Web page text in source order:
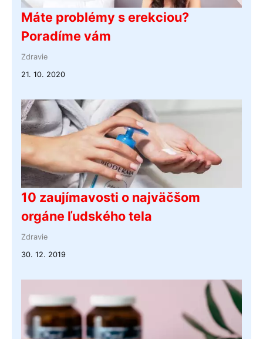
Máte problémy s erekciou?
Poradíme vám
Zdravie
21. 10. 2020
10 zaujímavosti o najväčšom
orgáne ľudského tela
Zdravie
30. 12. 2019